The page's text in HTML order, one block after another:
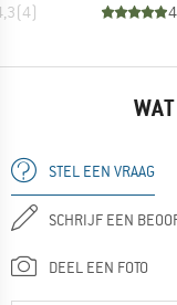
(4)
STEL EEN VRAAG
SCHRIJF EEN
DEEL EEN FOTO